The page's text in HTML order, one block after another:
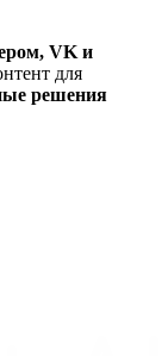
VK и
для
решения